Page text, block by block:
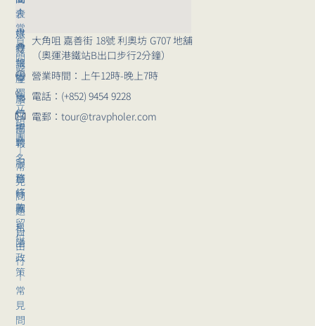
大角咀 嘉善街 18號 利奧坊 G707 地舖
（奧運港鐵站B出口步行2分鐘）
營業時間：上午12時-晚上7時
電話：(+852) 9454 9228
電郵：tour@travpholer.com
表
旅
行
講
座
旅
行
團
報
名
旅
行
團
留
位
｜
常
見
問
題
獨
立
組
團
｜
常
見
問
題
自
由
行
｜
常
見
問
介
媒
體
報
導
崗
位
招
聘
服
務
條
款
私
隱
政
策